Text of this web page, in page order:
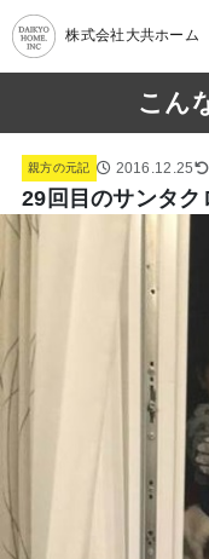
株式会社大共ホーム
こん
親方の元記 2016.12.25
29回目のサンタク